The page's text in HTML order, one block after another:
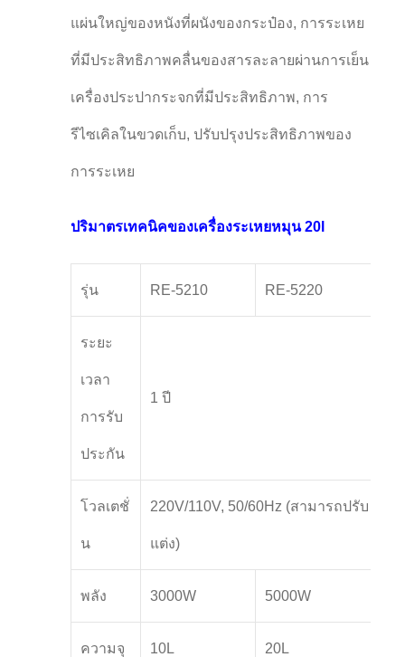
แผ่นใหญ่ของหนังที่ผนังของกระป๋อง, การระเหย
ที่มีประสิทธิภาพคลื่นของสารละลายผ่านการเย็น
เครื่องประปากระจกที่มีประสิทธิภาพ, การ
รีไซเคิลในขวดเก็บ, ปรับปรุงประสิทธิภาพของ
การระเหย
ปริมาตรเทคนิคของเครื่องระเหยหมุน 20l
รุ่น RE-5210 RE-5220
ระยะ
เวลา
การรับ
ประกัน
1 ปี
โวลเตชั่
น
220V/110V, 50/60Hz (สามารถปรับ
แต่ง)
พลัง 3000W 5000W
ความจุ 10L 20L